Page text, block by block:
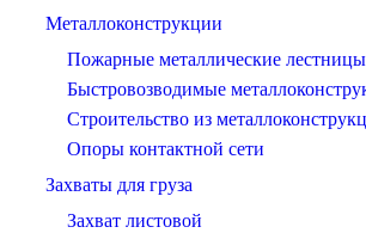
Металлоконструкции
Пожарные металлические лестницы
Быстровозводимые
Строительство из
Опоры контактной сети
Захваты для груза
Захват листовой